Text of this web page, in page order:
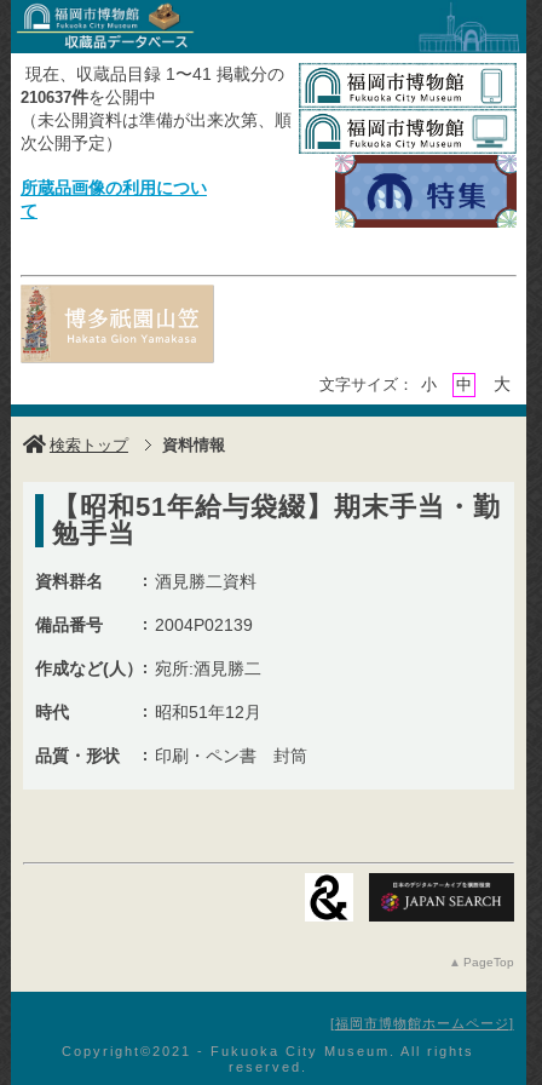
現在、収蔵品目録 1〜41 掲載分の
210637件を公開中
（未公開資料は準備が出来次第、順
次公開予定）
所蔵品画像の利用につい
て
文字サイズ： 小 中 大
検索トップ 資料情報
【昭和51年給与袋綴】期末手当・勤
勉手当
資料群名 酒見勝二資料
備品番号 2004P02139
作成など(人） 宛所:酒見勝二
時代 昭和51年12月
品質・形状 印刷・ペン書 封筒
PageTop
福岡市博物館ホームページ
Copyright©︎2021 - Fukuoka City Museum. All rights
reserved.